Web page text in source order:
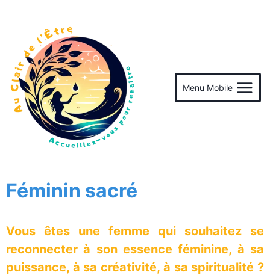
Menu Mobile
Féminin sacré
Vous êtes une femme qui souhaitez se
reconnecter à son essence féminine, à sa
puissance, à sa créativité, à sa spiritualité ?